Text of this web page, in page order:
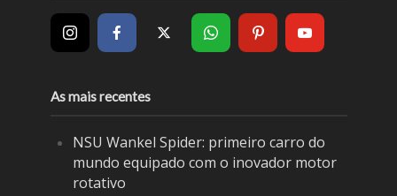
As mais recentes
NSU Wankel Spider: primeiro carro do
mundo equipado com o inovador motor
rotativo